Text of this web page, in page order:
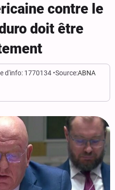
contre le
doit être
d'info: 1770134 Source:ABNA